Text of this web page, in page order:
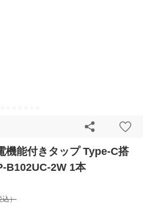
機能付きタップ Type-C搭
B102UC-2W 1本
込）